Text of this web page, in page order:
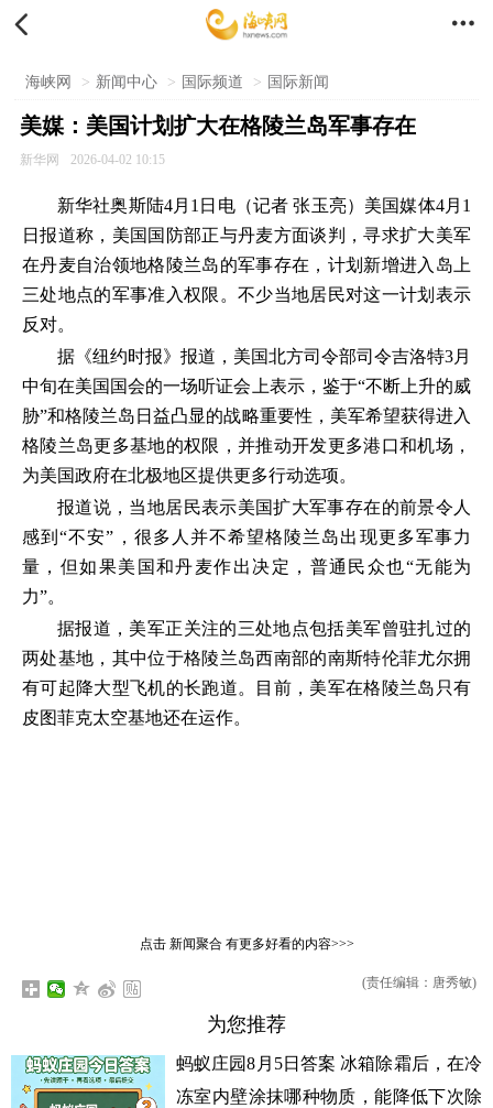
 
海峡网 > 新闻中心 > 国际频道 > 国际新闻
美媒：美国计划扩大在格陵兰岛军事存在
新华网 2026-04-02 10:15
新华社奥斯陆4月1日电（记者张玉亮）美国媒体4月1
日报道称，美国国防部正与丹麦方面谈判，寻求扩大美军
在丹麦自治领地格陵兰岛的军事存在，计划新增进入岛上
三处地点的军事准入权限。不少当地居民对这一计划表示
反对。
据《纽约时报》报道，美国北方司令部司令吉洛特3月
中旬在美国国会的一场听证会上表示，鉴于“不断上升的威
胁”和格陵兰岛日益凸显的战略重要性，美军希望获得进入
格陵兰岛更多基地的权限，并推动开发更多港口和机场，
为美国政府在北极地区提供更多行动选项。
报道说，当地居民表示美国扩大军事存在的前景令人
感到“不安”，很多人并不希望格陵兰岛出现更多军事力
量，但如果美国和丹麦作出决定，普通民众也“无能为
力”。
据报道，美军正关注的三处地点包括美军曾驻扎过的
两处基地，其中位于格陵兰岛西南部的南斯特伦菲尤尔拥
有可起降大型飞机的长跑道。目前，美军在格陵兰岛只有
皮图菲克太空基地还在运作。
点击 新闻聚合有更多好看的内容>>>
(责任编辑：唐秀敏)
为您推荐
蚂蚁庄园8月5日答案 冰箱除霜后，在冷
冻室内壁涂抹哪种物质，能降低下次除